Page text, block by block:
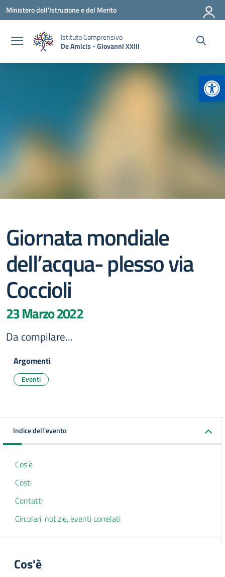
Vai ai contenuti
Vai al menu di navigazione
Vai al footer
Ministero dell'Istruzione e del Merito
Istituto Comprensivo
De Amicis - Giovanni XXIII
Giornata mondiale
dell’acqua- plesso via
Coccioli
23 Marzo 2022
Da compilare...
Argomenti
Eventi
Indice dell'evento
Cos'è
Costi
Contatti
Circolari, notizie, eventi correlati
Cos'è